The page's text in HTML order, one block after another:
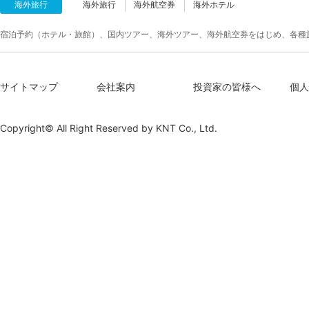
海外旅行 海外旅行 海外航空券 海外ホテル
宿泊予約（ホテル・旅館）、国内ツアー、海外ツアー、海外航空券をはじめ、各
サイトマップ 会社案内 投資家の皆様へ 個
Copyright© All Right Reserved by KNT Co., Ltd.